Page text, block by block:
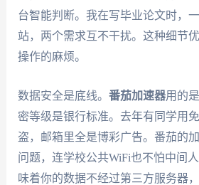
台智能判断。我在写毕业论文时，
站，两个需求互不干扰。这种细节
操作的麻烦。
数据安全是底线。 番茄加速器用的
密等级是银行标准。去年有同学用
盗，邮箱里全是博彩广告。番茄的
问题，连学校公共WiFi也不怕中间
味着你的数据不经过第三方服务器